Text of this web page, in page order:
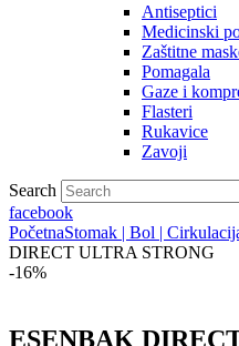
Antiseptici
Medicinski
Zaštitne
Pomagala
Gaze i
Flasteri
Rukavice
Zavoji
Search
facebook
PočetnaStomak | Bol |
DIRECT ULTRA STRONG
-16%
ESENBAK